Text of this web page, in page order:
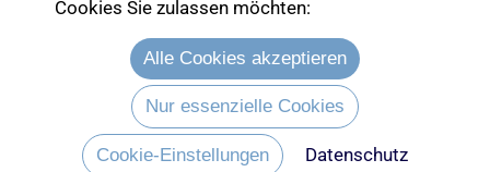
Entdecken Sie mehr über die Ev.
Cookies Sie zulassen möchten:
Alle Cookies akzeptieren
Nur essenzielle Cookies
Cookie-Einstellungen Datenschutz